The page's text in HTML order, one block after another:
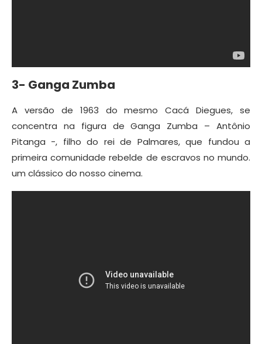
3- Ganga Zumba
A versão de 1963 do mesmo Cacá Diegues, se
concentra na figura de Ganga Zumba – Antônio
Pitanga -, filho do rei de Palmares, que fundou a
primeira comunidade rebelde de escravos no mundo.
um clássico do nosso cinema.